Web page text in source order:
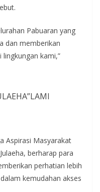
Pabuaran yang
dan memberikan
kami,”
Aspirasi Masyarakat
berharap para
perhatian lebih
kemudahan akses